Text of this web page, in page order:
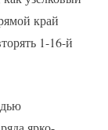
край
1-16-й